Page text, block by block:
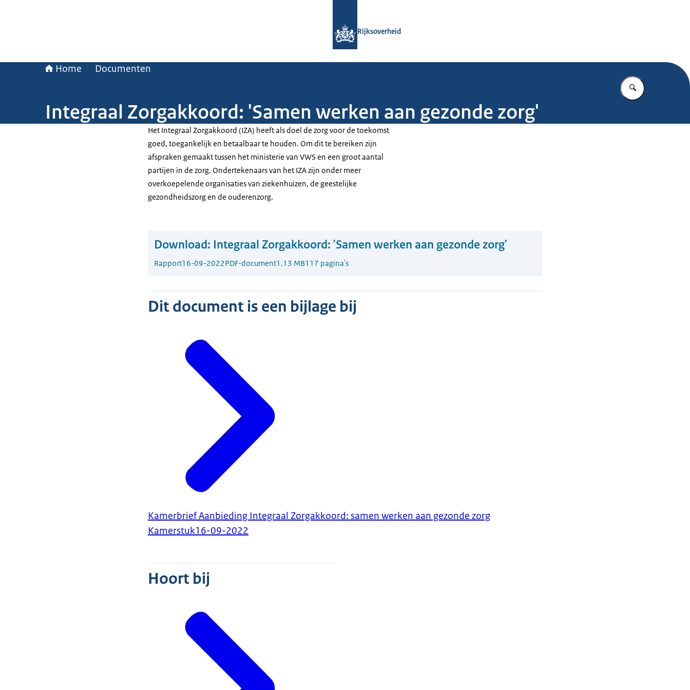
Rijksoverheid
Home Documenten
Vul in wat u
Integraal Zorgakkoord: 'Samen werken aan gezonde zorg'
Het Integraal Zorgakkoord (IZA) heeft als doel de zorg voor de toekomst
goed, toegankelijk en betaalbaar te houden. Om dit te bereiken zijn
afspraken gemaakt tussen het ministerie van VWS en een groot aantal
partijen in de zorg. Ondertekenaars van het IZA zijn onder meer
overkoepelende organisaties van ziekenhuizen, de geestelijke
gezondheidszorg en de ouderenzorg.
Download: Integraal Zorgakkoord: 'Samen werken aan gezonde zorg'
Rapport16-09-2022PDF-document1.13 MB117 pagina's
Dit document is een bijlage bij
Kamerbrief Aanbieding Integraal Zorgakkoord: samen werken aan gezonde zorg
Kamerstuk16-09-2022
Hoort bij